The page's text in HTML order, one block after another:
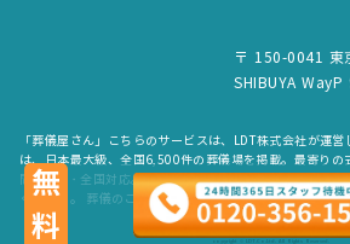
〒 150-0041 東
SHIBUYA WayP
「葬儀屋さん」こちらのサービスは、LDT株式会社が運営
は、日本最大級、全国6,500件の葬儀場を掲載。最寄り
間365日・全国対応。スタッフが待機していますので、早
ください。 葬儀のご依頼だけでなく、お見積もりや費用
copyright © LDT.Co.Ltd. All Rights Reserved.
無料